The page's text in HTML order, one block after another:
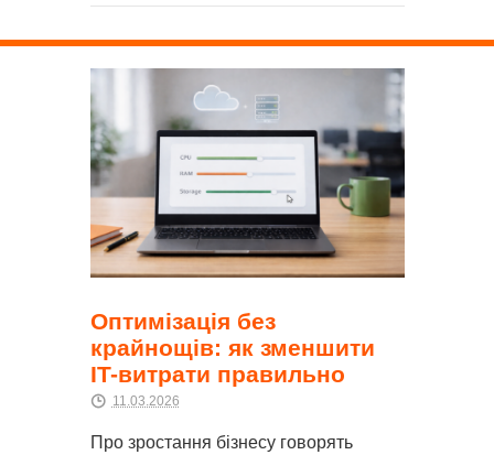
Оптимізація без
крайнощів: як зменшити
IT-витрати правильно
11.03.2026
Про зростання бізнесу говорять